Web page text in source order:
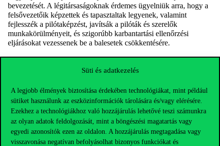
Süti és adatkezelés
A legjobb élmények biztosítása érdekében technológiákat, mint például
sütiket használunk az eszközinformációk tárolására és/vagy elérésére.
Ezekhez a technológiákhoz való hozzájárulás lehetővé teszi számunkra
az olyan adatok feldolgozását, mint a böngészési magatartás vagy
egyedi azonosítók ezen az oldalon. A hozzájárulás megtagadása vagy
visszavonása negatívan befolyásolhat bizonyos funkciókat és
bevezetését. A légitársaságoknak érdemes ügyelniük arra, hogy a
felsővezetőik képzettek és tapasztaltak legyenek, valamint
fejlesszék a pilótaképzést, javítsák a pilóták és szerelők
munkakörülményeit, és szigorúbb karbantartási ellenőrzési
eljárásokat vezessenek be a balesetek csökkentésére.